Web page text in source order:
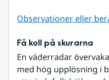
Observationer eller
Få koll på skurarna
En väderradar
med hög upplösning i